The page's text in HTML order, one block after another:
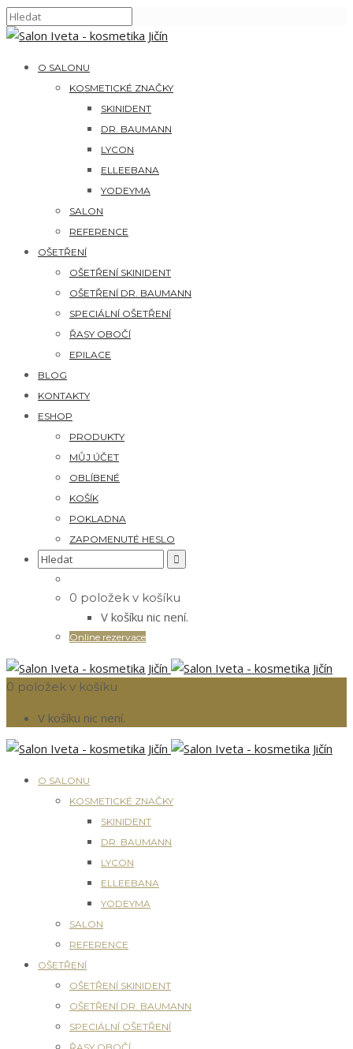
O SALONU
KOSMETICKÉ ZNAČKY
SKINIDENT
DR. BAUMANN
LYCON
ELLEEBANA
YODEYMA
SALON
REFERENCE
OŠETŘENÍ
OŠETŘENÍ SKINIDENT
OŠETŘENÍ DR. BAUMANN
SPECIÁLNÍ OŠETŘENÍ
ŘASY OBOČÍ
EPILACE
BLOG
KONTAKTY
ESHOP
PRODUKTY
MŮJ ÚČET
OBLÍBENÉ
KOŠÍK
POKLADNA
ZAPOMENUTÉ HESLO
Search
0 položek v košíku
V košíku nic není.
Online rezervace
0 položek v košíku
V košíku nic není.
O SALONU
KOSMETICKÉ ZNAČKY
SKINIDENT
DR. BAUMANN
LYCON
ELLEEBANA
YODEYMA
SALON
REFERENCE
OŠETŘENÍ
OŠETŘENÍ SKINIDENT
OŠETŘENÍ DR. BAUMANN
SPECIÁLNÍ OŠETŘENÍ